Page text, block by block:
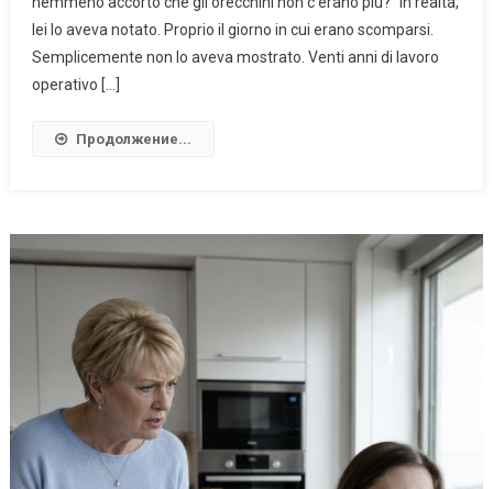
lei lo aveva notato. Proprio il giorno in cui erano scomparsi.
Semplicemente non lo aveva mostrato. Venti anni di lavoro
operativo […]
Продолжение...